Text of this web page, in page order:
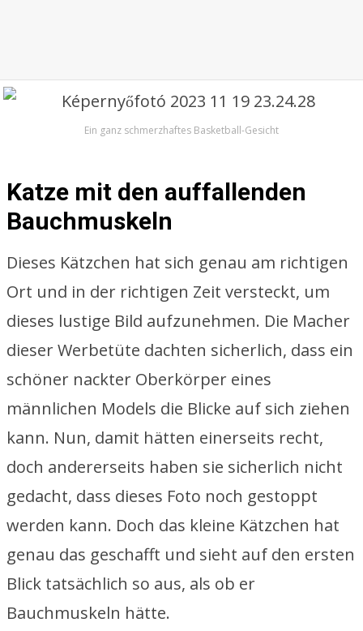
Ein ganz schmerzhaftes Basketball-Gesicht
Katze mit den auffallenden
Bauchmuskeln
Dieses Kätzchen hat sich genau am richtigen
Ort und in der richtigen Zeit versteckt, um
dieses lustige Bild aufzunehmen. Die Macher
dieser Werbetüte dachten sicherlich, dass ein
schöner nackter Oberkörper eines
männlichen Models die Blicke auf sich ziehen
kann. Nun, damit hätten einerseits recht,
doch andererseits haben sie sicherlich nicht
gedacht, dass dieses Foto noch gestoppt
werden kann. Doch das kleine Kätzchen hat
genau das geschafft und sieht auf den ersten
Blick tatsächlich so aus, als ob er
Bauchmuskeln hätte.